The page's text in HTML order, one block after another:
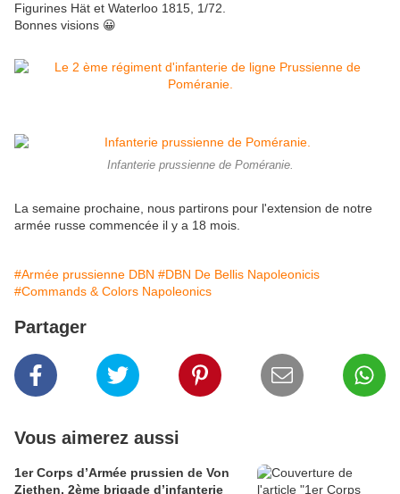
Figurines Hät et Waterloo 1815, 1/72.
Bonnes visions 😀
Infanterie prussienne de Poméranie.
La semaine prochaine, nous partirons pour l'extension de notre
armée russe commencée il y a 18 mois.
#Armée prussienne DBN #DBN De Bellis Napoleonicis
#Commands & Colors Napoleonics
Partager
Vous aimerez aussi
1er Corps d’Armée prussien de Von
Ziethen, 2ème brigade d’infanterie